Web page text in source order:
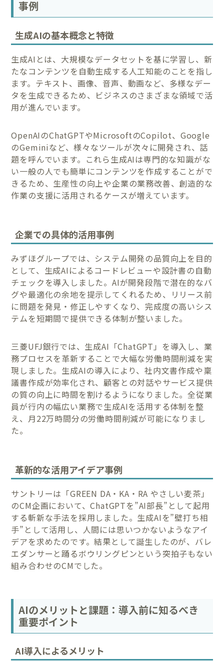
事例
生成AIの基本概念と特徴
生成AIとは、大規模なデータセットを基に学習し、新
たなコンテンツを自動生成する人工知能のことを指し
ます。テキスト、画像、音声、動画など、多様なデー
タを生成できるため、ビジネスのさまざまな領域で活
用が進んでいます。
OpenAIのChatGPTやMicrosoftのCopilot、Google
のGeminiなど、様々なツールが次々に開発され、話
題を呼んでいます。これら生成AIは専門的な知識がな
い一般の人でも簡単にコンテンツを作成することがで
きるため、生産性の向上や企業の業務改善、創造的な
作業の支援に活用されるケースが増えています。
企業での具体的活用事例
みずほグループでは、システム開発の品質向上を目的
として、生成AIによるコードレビューや設計書の自動
チェックを導入しました。AIが開発段階で潜在的なバ
グや最適化の余地を提示してくれるため、リリース前
に問題を発見・修正しやすくなり、完成度の高いシス
テムを短期間で提供できる体制が整いました。
三菱UFJ銀行では、生成AI「ChatGPT」を導入し、業
務プロセスを革新することで大幅な労働時間削減を実
現しました。生成AIの導入により、社内文書作成や稟
議書作成が効率化され、顧客との対話やサービス提供
の質の向上に時間を割けるようになりました。全従業
員が行内の幅広い業務で生成AIを活用する体制を整
え、月22万時間分の労働時間削減が可能になりまし
た。
革新的な活用アイデア事例
サントリーは「GREEN DA・KA・RA やさしい麦茶」
のCM企画において、ChatGPTを”AI部長”として起用
する斬新な手法を採用しました。生成AIを”壁打ち相
手”として活用し、人間には思いつかないようなアイ
デアを求めたのです。結果として誕生したのが、バレ
エダンサーと踊るボウリングピンという突拍子もない
組み合わせのCMでした。
AIのメリットと課題：導入前に知るべき
重要ポイント
AI導入によるメリット